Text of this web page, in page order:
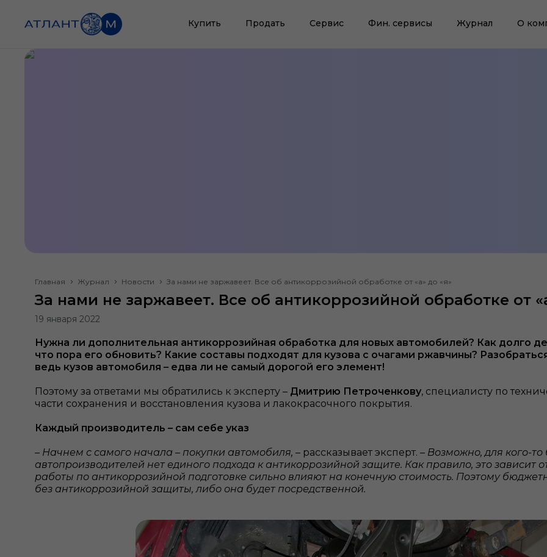
Купить Продать Сервис Фин. сервисы Журнал О
Главная Журнал Новости За нами не заржавеет. Все об антикоррозийной обработке от «а» до «я»
За нами не заржавеет. Все об антикоррозийной обработке от
19 января 2022
Нужна ли дополнительная антикоррозийная обработка для новых автомобилей? Как долго
что пора его обновить? Какие составы подходят для кузова с очагами ржавчины?
ведь кузов автомобиля – едва ли не самый дорогой его элемент!
Поэтому за ответами мы обратились к эксперту – Дмитрию Петроченкову, специалисту по
части сохранения и восстановления кузова и лакокрасочного покрытия.
Каждый производитель – сам себе указ
– Начнем с самого начала – покупки автомобиля, – рассказывает эксперт. – Возможно, для кого-
автопроизводителей нет единого подхода к антикоррозийной защите. Как правило, это зависит
работы по антикоррозийной подготовке сильно влияют на конечную стоимость. Поэтому
без антикоррозийной защиты, либо она будет посредственной.